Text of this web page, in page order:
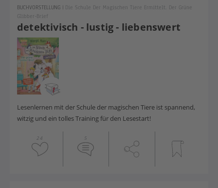
detektivisch - lustig - liebenswert
BUCHVORSTELLUNG | Die Schule Der Magischen Tiere Ermittelt. Der Grüne
Glibber-Brief
Lesenlernen mit der Schule der magischen Tiere ist spannend,
witzig und ein tolles Training für den Lesestart!
24 5